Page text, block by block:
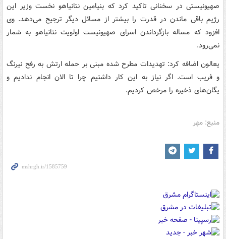
صهیونیستی در سخنانی تاکید کرد که بنیامین نتانیاهو نخست وزیر این
رژیم باقی ماندن در قدرت را بیشتر از مسائل دیگر ترجیح می‌دهد. وی
افزود که مساله بازگرداندن اسرای صهیونیست اولویت نتانیاهو به شمار
نمی‌رود.
یعالون اضافه کرد: تهدیدات مطرح شده مبنی بر حمله ارتش به رفح نیرنگ
و فریب است. اگر نیاز به این کار داشتیم چرا تا الان انجام ندادیم و
یگان‌های ذخیره را مرخص کردیم.
منبع: مهر